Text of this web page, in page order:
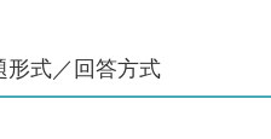
形式／回答方式